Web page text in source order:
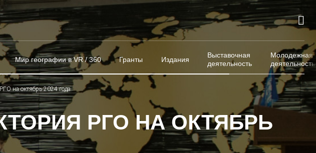
Мир географии в VR / 360 Гранты Издания
Выставочная
деятельность
Молодежная
деятельность
на октябрь 2024 года
РГО НА ОКТЯБРЬ